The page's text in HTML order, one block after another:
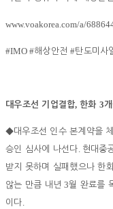
www.voakorea.com/a/
#IMO #해상안전#탄도미사
대우조선 기업결합, 한화 3
◆대우조선 인수 본계약을
승인 심사에 나선다. 현대중
받지 못하며 실패했으나 한
않는 만큼 내년3월 완료를
이다.